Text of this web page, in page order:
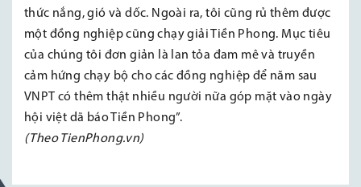
thức nắng, gió và dốc. Ngoài ra, tôi cũng rủ thêm được
một đồng nghiệp cũng chạy giải Tiền Phong. Mục tiêu
của chúng tôi đơn giản là lan tỏa đam mê và truyền
cảm hứng chạy bộ cho các đồng nghiệp để năm sau
VNPT có thêm thật nhiều người nữa góp mặt vào ngày
hội việt dã báo Tiền Phong”.
(Theo TienPhong.vn)